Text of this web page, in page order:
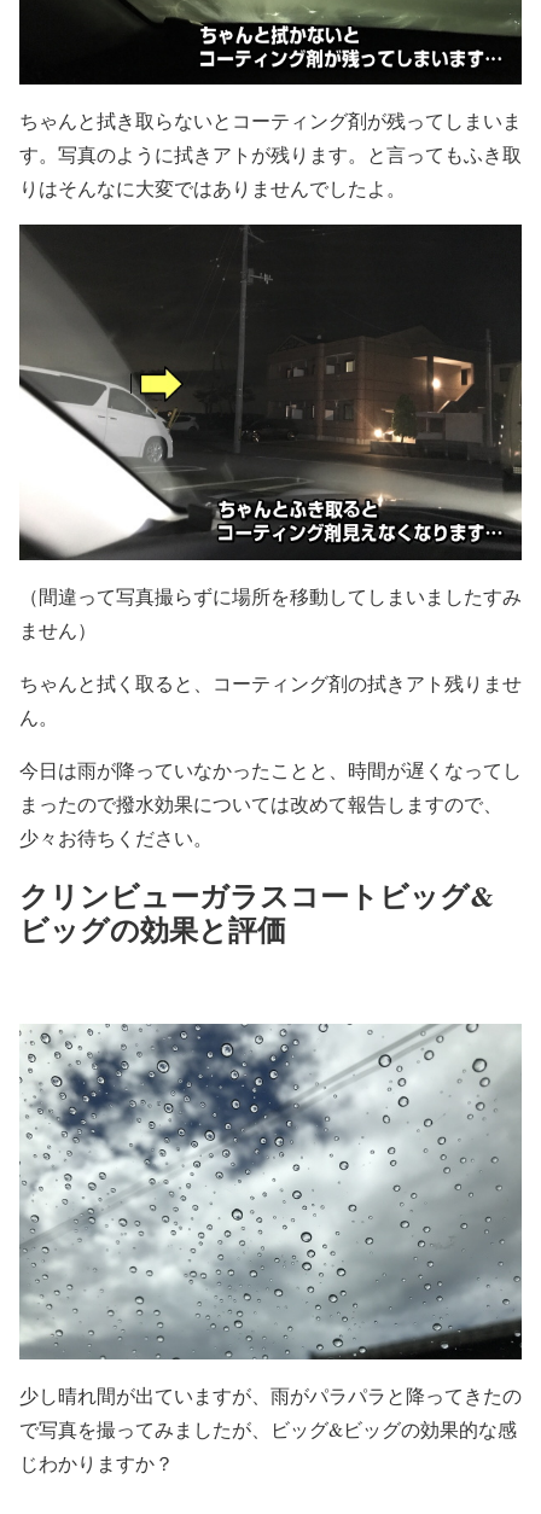
ちゃんと拭き取らないとコーティング剤が残ってしまいま
す。写真のように拭きアトが残ります。と言ってもふき取
りはそんなに大変ではありませんでしたよ。
（間違って写真撮らずに場所を移動してしまいましたすみ
ません）
ちゃんと拭く取ると、コーティング剤の拭きアト残りませ
ん。
今日は雨が降っていなかったことと、時間が遅くなってし
まったので撥水効果については改めて報告しますので、
少々お待ちください。
クリンビューガラスコートビッグ&
ビッグの効果と評価
少し晴れ間が出ていますが、雨がパラパラと降ってきたの
で写真を撮ってみましたが、ビッグ&ビッグの効果的な感
じわかりますか？